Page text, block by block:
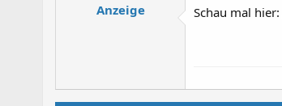
Anzeige Schau mal hier: